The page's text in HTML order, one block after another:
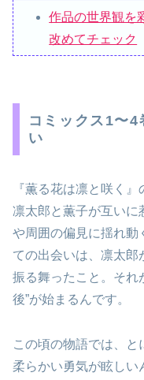
作品の世界観を
改めてチェック
コミックス1〜4
い
『薫る花は凛と咲く
凛太郎と薫子が互いに
や周囲の偏見に揺れ動
ての出会いは、凛太郎
振る舞ったこと。それ
後”が始まるんです。
この頃の物語では、
柔らかい勇気が眩しい